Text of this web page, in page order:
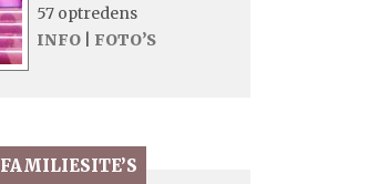
57 optredens
INFO
FOTO’S
FAMILIESITE’S